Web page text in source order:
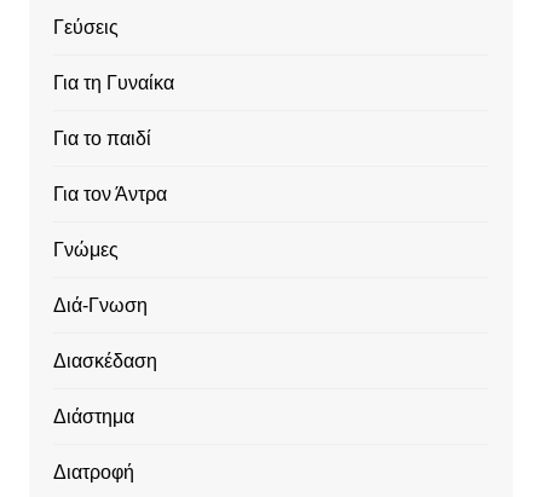
Γεύσεις
Για τη Γυναίκα
Για το παιδί
Για τον Άντρα
Γνώμες
Διά-Γνωση
Διασκέδαση
Διάστημα
Διατροφή